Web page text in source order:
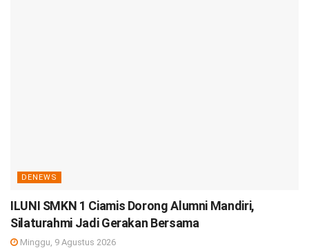
DENEWS
ILUNI SMKN 1 Ciamis Dorong Alumni Mandiri,
Silaturahmi Jadi Gerakan Bersama
Minggu, 9 Agustus 2026